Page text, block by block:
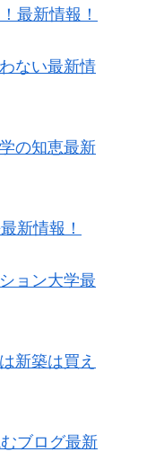
最新情報！
ない最新情
の知恵最新
新情報！
ョン大学最
新築は買え
ブログ最新